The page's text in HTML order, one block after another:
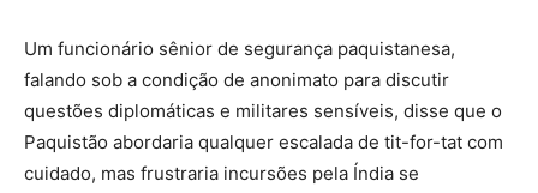
Um funcionário sênior de segurança paquistanesa,
falando sob a condição de anonimato para discutir
questões diplomáticas e militares sensíveis, disse que o
Paquistão abordaria qualquer escalada de tit-for-tat com
cuidado, mas frustraria incursões pela Índia se